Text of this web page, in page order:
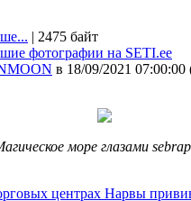
| 2475 байт
фотографии на SETI.ee
в 18/09/2021 07:00:00
море глазами
центрах Нарвы